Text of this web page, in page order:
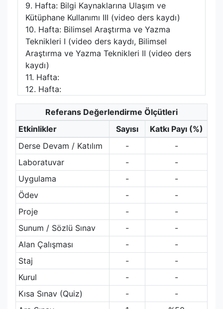
9. Hafta: Bilgi Kaynaklarına Ulaşım ve
Kütüphane Kullanımı III (video ders kaydı)
10. Hafta: Bilimsel Araştırma ve Yazma
Teknikleri I (video ders kaydı, Bilimsel
Araştırma ve Yazma Teknikleri II (video ders
kaydı)
11. Hafta:
12. Hafta:
Referans Değerlendirme Ölçütleri
Etkinlikler
Sayısı
Katkı Payı (%)
Derse Devam / Katılım
-
-
Laboratuvar
-
-
Uygulama
-
-
Ödev
-
-
Proje
-
-
Sunum / Sözlü Sınav
-
-
Alan Çalışması
-
-
Staj
-
-
Kurul
-
-
Kısa Sınav (Quiz)
-
-